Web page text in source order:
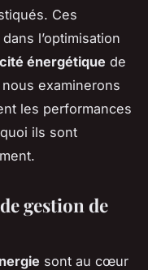
Ces
l’optimisation
énergétique de
examinerons
les performances
ils sont
gestion de
sont au cœur